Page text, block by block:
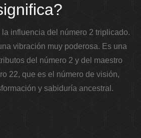
la influencia del número 2 triplicado.
vibración muy poderosa. Es una
del número 2 y del maestro
22, que es el número de visión,
y sabiduría ancestral.